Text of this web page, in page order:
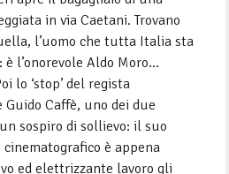
in via Caetani. Trovano
l’uomo che tutta Italia sta
l’onorevole Aldo Moro…
lo ‘stop’ del regista
Caffè, uno dei due
sospiro di sollievo: il suo
è appena
ed elettrizzante lavoro gli